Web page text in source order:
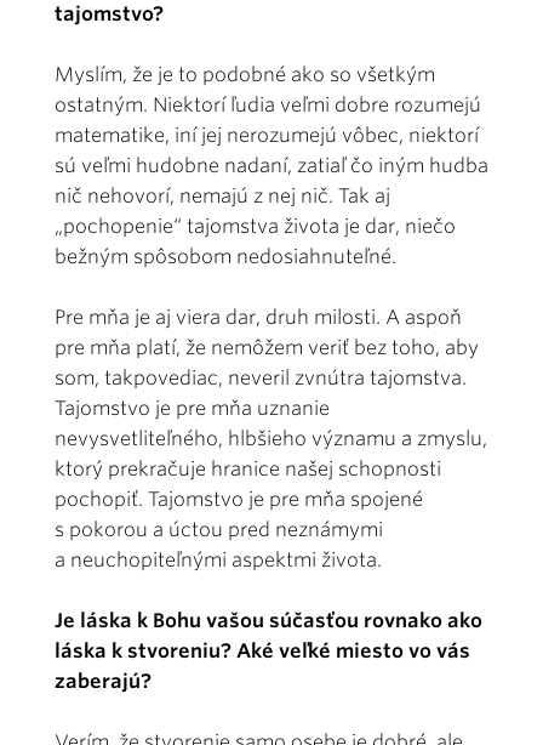
tajomstvo?
Myslím, že je to podobné ako so všetkým
ostatným. Niektorí ľudia veľmi dobre rozumejú
matematike, iní jej nerozumejú vôbec, niektorí
sú veľmi hudobne nadaní, zatiaľ čo iným hudba
nič nehovorí, nemajú z nej nič. Tak aj
„pochopenie“ tajomstva života je dar, niečo
bežným spôsobom nedosiahnuteľné.
Pre mňa je aj viera dar, druh milosti. A aspoň
pre mňa platí, že nemôžem veriť bez toho, aby
som, takpovediac, neveril zvnútra tajomstva.
Tajomstvo je pre mňa uznanie
nevysvetliteľného, hlbšieho významu a zmyslu,
ktorý prekračuje hranice našej schopnosti
pochopiť. Tajomstvo je pre mňa spojené
s pokorou a úctou pred neznámymi
a neuchopiteľnými aspektmi života.
Je láska k Bohu vašou súčasťou rovnako ako
láska k stvoreniu? Aké veľké miesto vo vás
zaberajú?